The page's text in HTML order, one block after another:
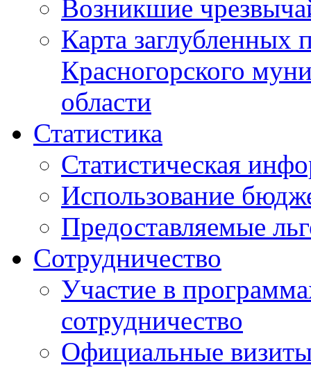
Возникшие
Карта
Красногорского
области
Статистика
Статистическая
Использование
Предоставляемые
Сотрудничество
Участие в
сотрудничество
Официальные